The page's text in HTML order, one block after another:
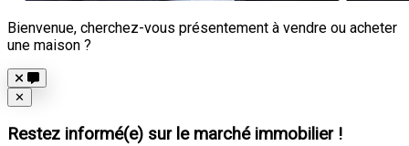
Bienvenue, cherchez-vous présentement à vendre ou acheter
une maison ?
Close
✕
Restez informé(e) sur le marché immobilier !